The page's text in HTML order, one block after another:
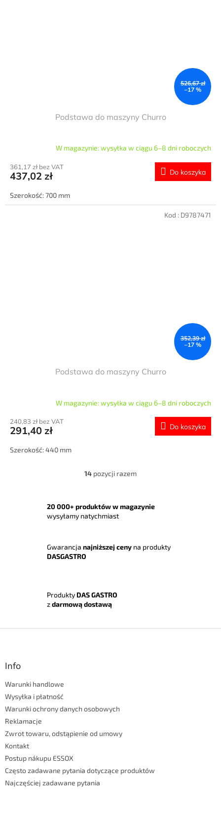
526,67 zł
–17 %
Podstawa do maszyny Churro
W magazynie: wysyłka w ciągu 6–8 dni roboczych
361,17 zł bez VAT
437,02 zł Do koszyka
Szerokość: 700 mm
352,39 zł
–17 %
Podstawa do maszyny Churro
W magazynie: wysyłka w ciągu 6–8 dni roboczych
240,83 zł bez VAT
291,40 zł Do koszyka
Szerokość: 440 mm
Kod : D9787471
K
t
r
k
i
t
y
14 pozycji razem
20 000+ produktów w magazynie
wysyłamy natychmiast
Gwarancja najniższej ceny na produkty
DASGASTRO
Produkty DAS GASTRO
zdarmową dostawą
S
a
Info
Warunki handlowe
Wysyłka i płatność
Warunki ochrony danych osobowych
Reklamacje
Zwrot towaru, odstąpienie od umowy
Kontakt
Postup nákupu ESSOX
Często zadawane pytania dotyczące produktów
Najczęściej zadawane pytania